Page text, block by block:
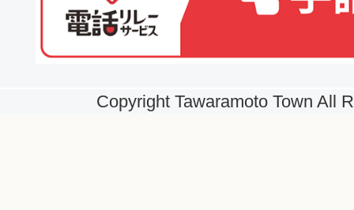
Copyright Tawaramoto Town All